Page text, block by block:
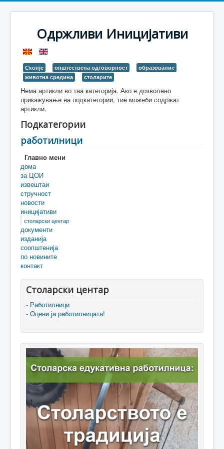
Одржливи Иницијативи
Скопје општествена одговорност
образование
животна средина
столарите
Нема артикли во таа категорија. Ако е дозволено
прикажување на подкатегории, тие можеби содржат
артикли.
Подкатегории
работилници
Главно мени
дома
за ЦОИ
извештаи
стручност
новости
иницијативи
столарски центар
документи
изданија
соопштенија
по новините
контакт
Столарски центар
- Работилници
- Оцени ја работилницата!